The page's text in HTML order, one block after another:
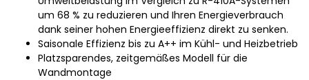
um 68 % zu reduzieren und Ihren Energieverbrauch
dank seiner hohen Energieeffizienz direkt zu senken.
Saisonale Effizienz bis zu A++ im Kühl- und Heizbetrieb
Platzsparendes, zeitgemäßes Modell für die
Wandmontage